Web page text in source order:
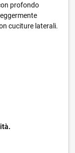
profondo
cuciture laterali.